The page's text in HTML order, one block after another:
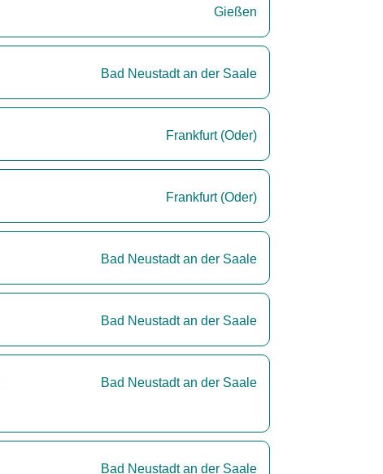
Gießen
Bad Neustadt an der Saale
Frankfurt (Oder)
Frankfurt (Oder)
Bad Neustadt an der Saale
Bad Neustadt an der Saale
Bad Neustadt an der Saale
Bad Neustadt an der Saale